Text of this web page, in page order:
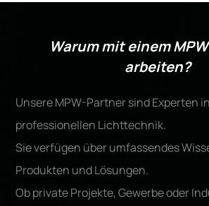
Warum mit einem
arbeiten?
Unsere MPW-Partner sind Experten
professionellen Lichttechnik.
Sie verfügen über umfassendes
Produkten und Lösungen.
Ob private Projekte, Gewerbe oder